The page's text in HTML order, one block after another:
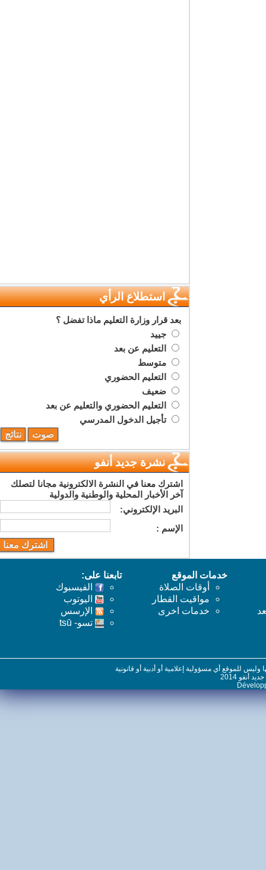
استطلاع الرأي
بعد قرار وزارة التعليم ماذا تفضل ؟
جييد
التعليم عن بعد
متوسط
التعليم الحضوري
ضعيف
التعليم الحضوري والتعليم عن بعد
تأجيل الدخول المدرسي
نشرة جديد أنفو
اشترك معنا في النشرة الالكترونية مجانا لتصلك
آخر الأخبار المحلية والوطنية والدولية
البريد اﻹلكتروني:
اﻹسم :
خدمات الموقع
أوقات الصلاة
مواقيت القطار
خدمات اخرى
تابعنا على:
الفيسبوك
اليوتوب
اﻹرسس
تسو- tsū
للموقع أي مسؤولية إعلامية أو أدبية أو قانونية
2014